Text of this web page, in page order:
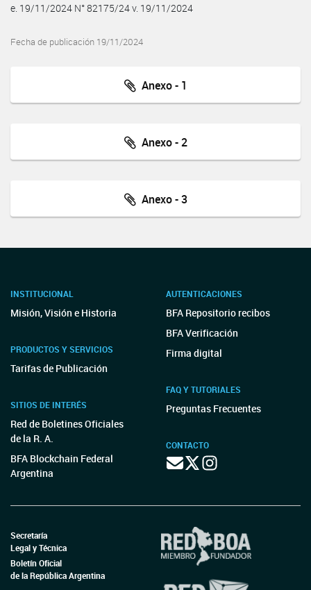
e. 19/11/2024 N° 82175/24 v. 19/11/2024
Fecha de publicación 19/11/2024
Anexo - 1
Anexo - 2
Anexo - 3
INSTITUCIONAL
Misión, Visión e Historia
PRODUCTOS Y SERVICIOS
Tarifas de Publicación
SITIOS DE INTERÉS
Red de Boletines Oficiales
de la R. A.
BFA Blockchain Federal
Argentina
AUTENTICACIONES
BFA Repositorio recibos
BFA Verificación
Firma digital
FAQ Y TUTORIALES
Preguntas Frecuentes
CONTACTO
Secretaría
Legal y Técnica
Boletín Oficial
de la República Argentina